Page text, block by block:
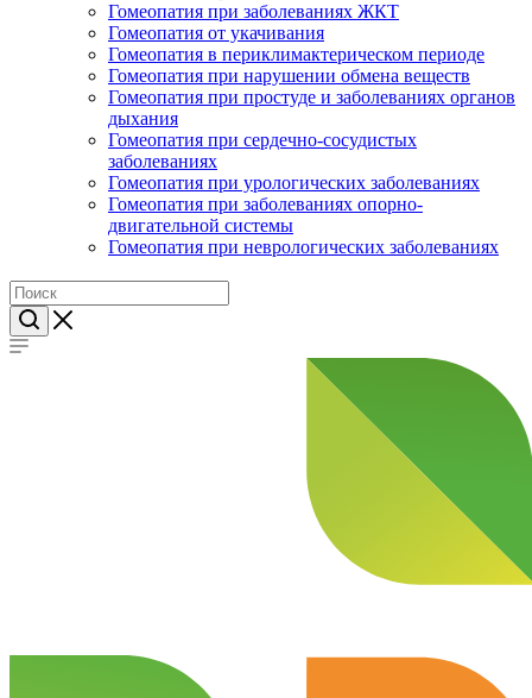
Гомеопатия при заболеваниях ЖКТ
Гомеопатия от укачивания
Гомеопатия в периклимактерическом периоде
Гомеопатия при нарушении обмена веществ
Гомеопатия при простуде и заболеваниях органов
дыхания
Гомеопатия при сердечно-сосудистых
заболеваниях
Гомеопатия при урологических заболеваниях
Гомеопатия при заболеваниях опорно-
двигательной системы
Гомеопатия при неврологических заболеваниях